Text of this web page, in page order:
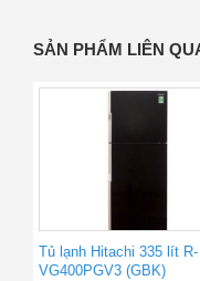
SẢN PHẨM LIÊN
Tủ lạnh Hitachi 335 lít R-
VG400PGV3 (GBK)